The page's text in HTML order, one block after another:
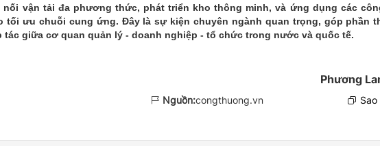
vận tải đa phương thức, phát triển kho thông minh, và ứng dụng các
tối ưu chuỗi cung ứng. Đây là sự kiện chuyên ngành quan trọng, góp phần
giữa cơ quan quản lý - doanh nghiệp - tổ chức trong nước và quốc tế.
Phương
Nguồn:congthuong.vn